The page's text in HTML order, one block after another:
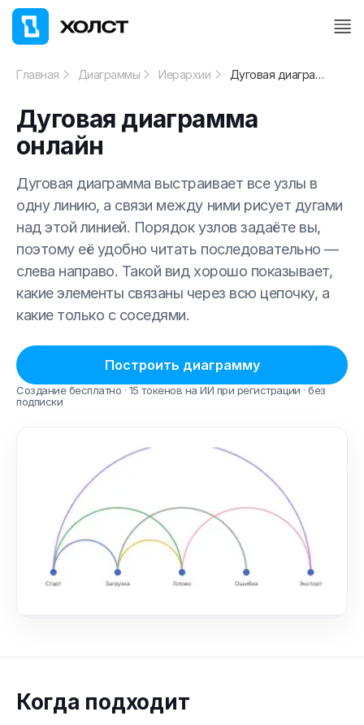
Главная Диаграммы Иерархии Дуговая диаграмма онлайн
Дуговая диаграмма
онлайн
Дуговая диаграмма выстраивает все узлы в
одну линию, а связи между ними рисует дугами
над этой линией. Порядок узлов задаёте вы,
поэтому её удобно читать последовательно —
слева направо. Такой вид хорошо показывает,
какие элементы связаны через всю цепочку, а
какие только с соседями.
Построить диаграмму
Создание бесплатно · 15 токенов на ИИ при регистрации · без
подписки
Когда подходит